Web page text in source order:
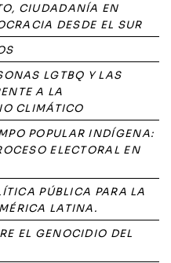
CIUDADANÍA EN
DESDE EL SUR
LGTBQ Y LAS
A LA
CLIMÁTICO
POPULAR INDÍGENA:
ELECTORAL EN
PÚBLICA PARA LA
LATINA.
EL GENOCIDIO DEL